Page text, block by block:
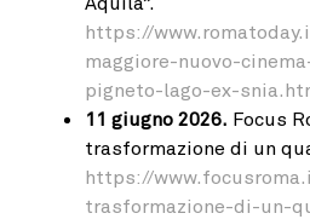
https://
maggiore-nuovo-
pigneto-lago-ex-
11 giugno 2026. Focus
trasformazione di un
https://
trasformazione-di-un-